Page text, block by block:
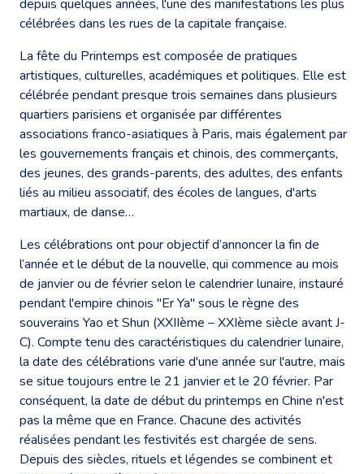
depuis quelques années, l'une des manifestations les plus
célébrées dans les rues de la capitale française.
La fête du Printemps est composée de pratiques
artistiques, culturelles, académiques et politiques. Elle est
célébrée pendant presque trois semaines dans plusieurs
quartiers parisiens et organisée par différentes
associations franco-asiatiques à Paris, mais également par
les gouvernements français et chinois, des commerçants,
des jeunes, des grands-parents, des adultes, des enfants
liés au milieu associatif, des écoles de langues, d'arts
martiaux, de danse…
Les célébrations ont pour objectif d’annoncer la fin de
l’année et le début de la nouvelle, qui commence au mois
de janvier ou de février selon le calendrier lunaire, instauré
pendant l'empire chinois "Er Ya" sous le règne des
souverains Yao et Shun (XXIIème – XXIème siècle avant J-
C). Compte tenu des caractéristiques du calendrier lunaire,
la date des célébrations varie d'une année sur l'autre, mais
se situe toujours entre le 21 janvier et le 20 février. Par
conséquent, la date de début du printemps en Chine n'est
pas la même que en France. Chacune des activités
réalisées pendant les festivités est chargée de sens.
Depuis des siècles, rituels et légendes se combinent et